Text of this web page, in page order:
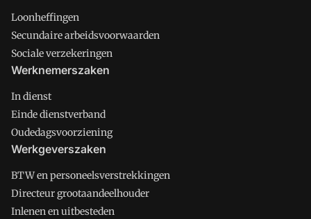
Loonheffingen
Secundaire arbeidsvoorwaarden
Sociale verzekeringen
Werknemerszaken
In dienst
Einde dienstverband
Oudedagsvoorziening
Werkgeverszaken
BTW en personeelsverstrekkingen
Directeur grootaandeelhouder
Inlenen en uitbesteden